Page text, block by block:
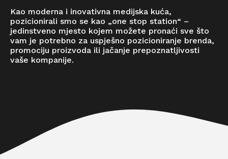
Kao moderna i inovativna medijska kuća,
pozicionirali smo se kao „one stop station“ –
jedinstveno mjesto kojem možete pronaći sve što
vam je potrebno za uspješno pozicioniranje brenda,
promociju proizvoda ili jačanje prepoznatljivosti
vaše kompanije.